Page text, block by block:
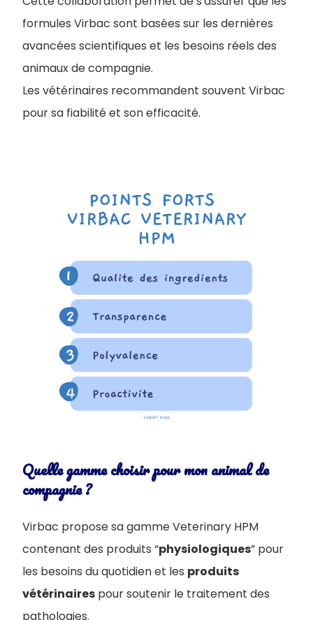
formules Virbac sont basées sur les dernières
avancées scientifiques et les besoins réels des
animaux de compagnie.
Les vétérinaires recommandent souvent Virbac
pour sa fiabilité et son efficacité.
Quelle gamme choisir pour mon animal de
compagnie ?
Virbac propose sa gamme Veterinary HPM
contenant des produits “physiologiques” pour
les besoins du quotidien et les produits
vétérinaires pour soutenir le traitement des
pathologies.